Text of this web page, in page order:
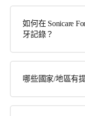
如何在 Sonicare
牙記錄？
哪些國家/地區有